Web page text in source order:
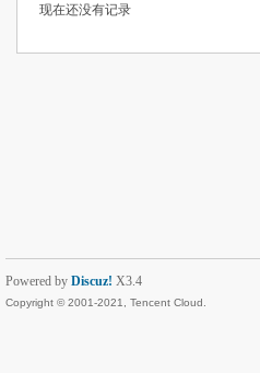
现在还没有记录
Powered by Discuz! X3.4
Copyright © 2001-2021, Tencent Cloud.